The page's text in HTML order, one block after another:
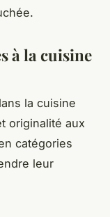
à la cuisine
la cuisine
originalité aux
catégories
leur